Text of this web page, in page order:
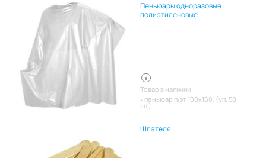
Пеньюары одноразовые
полиэтиленовые
Товар в наличии:
пеньюар п/эт 100х160, (уп. 50
шт)
Шпателя